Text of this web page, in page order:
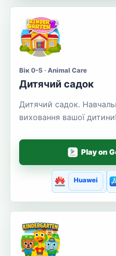
Вік 0-5 · Animal Care
Дитячий садок
Дитячий садок.
виховання вашої дитини!
Play on
Huawei